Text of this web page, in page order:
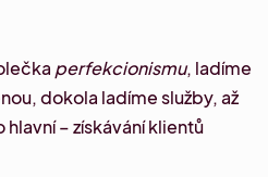
perfekcionismu, ladíme
dokola ladíme služby, až
– získávání klientů